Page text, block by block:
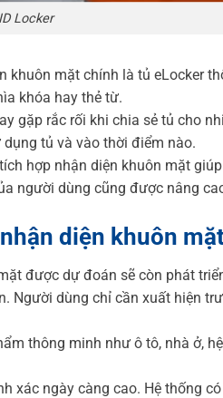
Locker
khuôn mặt chính là tủ eLocker
khóa hay thẻ từ.
gặp rắc rối khi chia sẻ tủ cho
tủ và vào thời điểm nào.
hợp nhận diện khuôn mặt
người dùng cũng được nâng
diện khuôn
được dự đoán sẽ còn phát
Người dùng chỉ cần xuất hiện
thông minh như ô tô, nhà ở,
xác ngày càng cao. Hệ thống